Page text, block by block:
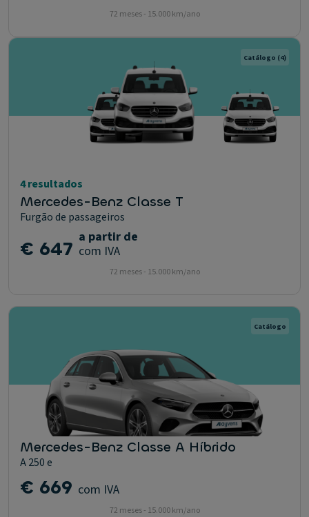
72 meses - 15.000 km/ano
Catálogo (4)
4 resultados
Mercedes-Benz Classe T
Furgão de passageiros
€ 647 a partir de
com IVA
72 meses - 15.000 km/ano
Catálogo
Mercedes-Benz Classe A Híbrido
A 250 e
€ 669 com IVA
72 meses - 15.000 km/ano